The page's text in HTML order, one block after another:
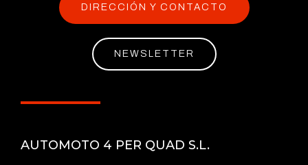
DIRECCIÓN Y CONTACTO
NEWSLETTER
AUTOMOTO 4 PER QUAD S.L.